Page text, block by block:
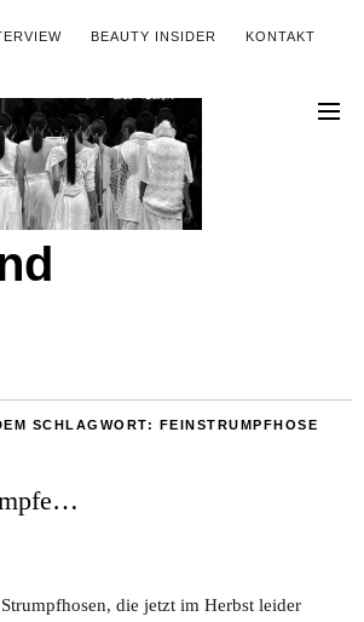
BEAUTY INSIDER KONTAKT
SCHLAGWORT: FEINSTRUMPFHOSE
die jetzt im Herbst leider